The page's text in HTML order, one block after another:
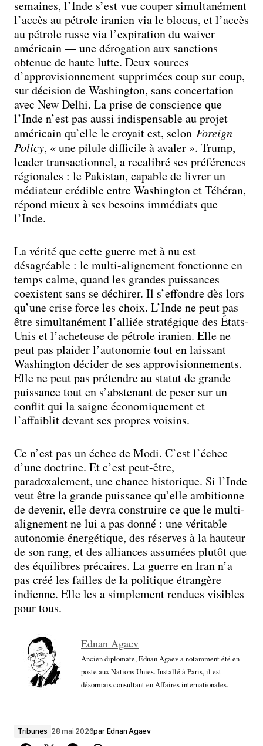
semaines, l’Inde s’est vue couper simultanément
l’accès au pétrole iranien via le blocus, et l’accès
au pétrole russe via l’expiration du waiver
américain — une dérogation aux sanctions
obtenue de haute lutte. Deux sources
d’approvisionnement supprimées coup sur coup,
sur décision de Washington, sans concertation
avec New Delhi. La prise de conscience que
l’Inde n’est pas aussi indispensable au projet
américain qu’elle le croyait est, selon Foreign
Policy, « une pilule difficile à avaler ». Trump,
leader transactionnel, a recalibré ses préférences
régionales : le Pakistan, capable de livrer un
médiateur crédible entre Washington et Téhéran,
répond mieux à ses besoins immédiats que
l’Inde.
La vérité que cette guerre met à nu est
désagréable : le multi-alignement fonctionne en
temps calme, quand les grandes puissances
coexistent sans se déchirer. Il s’effondre dès lors
qu’une crise force les choix. L’Inde ne peut pas
être simultanément l’alliée stratégique des États-
Unis et l’acheteuse de pétrole iranien. Elle ne
peut pas plaider l’autonomie tout en laissant
Washington décider de ses approvisionnements.
Elle ne peut pas prétendre au statut de grande
puissance tout en s’abstenant de peser sur un
conflit qui la saigne économiquement et
l’affaiblit devant ses propres voisins.
Ce n’est pas un échec de Modi. C’est l’échec
d’une doctrine. Et c’est peut-être,
paradoxalement, une chance historique. Si l’Inde
veut être la grande puissance qu’elle ambitionne
de devenir, elle devra construire ce que le multi-
alignement ne lui a pas donné : une véritable
autonomie énergétique, des réserves à la hauteur
de son rang, et des alliances assumées plutôt que
des équilibres précaires. La guerre en Iran n’a
pas créé les failles de la politique étrangère
indienne. Elle les a simplement rendues visibles
pour tous.
Ednan Agaev
Ancien diplomate, Ednan Agaev a notamment été en
poste aux Nations Unies. Installé à Paris, il est
désormais consultant en Affaires internationales.
Tribunes 28 mai 2026par Ednan Agaev